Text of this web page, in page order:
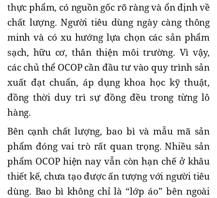
thực phẩm, có nguồn gốc rõ ràng và ổn định về
chất lượng. Người tiêu dùng ngày càng thông
minh và có xu hướng lựa chọn các sản phẩm
sạch, hữu cơ, thân thiện môi trường. Vì vậy,
các chủ thể OCOP cần đầu tư vào quy trình sản
xuất đạt chuẩn, áp dụng khoa học kỹ thuật,
đồng thời duy trì sự đồng đều trong từng lô
hàng.
Bên cạnh chất lượng, bao bì và mẫu mã sản
phẩm đóng vai trò rất quan trọng. Nhiều sản
phẩm OCOP hiện nay vẫn còn hạn chế ở khâu
thiết kế, chưa tạo được ấn tượng với người tiêu
dùng. Bao bì không chỉ là “lớp áo” bên ngoài